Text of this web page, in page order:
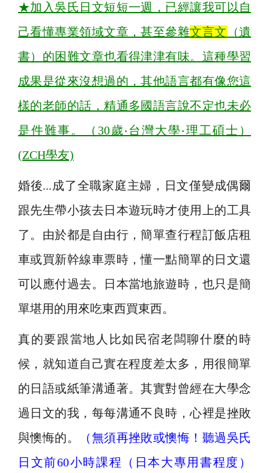
★加入吳氏日文短短一週，已經讓我可以自
己看懂專業領域文章，甚至參雜文言文 （遺
書）的困難文章也看得津津有味。這種學習
成果是從來沒想過的，其他語言都有像您這
樣的老師的話，精通多國語言說不定也未必
是件難事。（30歲‧台灣大學‧理工碩士）
(ZCH學友)
婚後...成了全職家庭主婦，日文僅變成偶爾
跟先生帶小孩去日本遊玩時才使用上的工具
了。由於都是自由行，簡單查行程訂飯店租
車或買新幹線車票時，懂一點簡單的日文還
可以應付過去。日本當地旅遊時，也只是簡
單堪用的用來吃東西買東西。
真的要跟當地人比如民宿老闆聊什麼的時
候，就知道自己實在程度差太多，用很簡單
的日語或紙筆溝通著。其實對曾經在大學念
過日文的我，每每溝通不良時，心裡是挫敗
與懊悔的。
（無須再挫敗或懊悔！聽過吳氏
日文前60小時課程（日本大專用書程度）